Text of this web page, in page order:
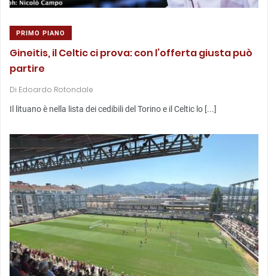
PRIMO PIANO
Gineitis, il Celtic ci prova: con l’offerta giusta può
partire
Di Edoardo Rotondale
Il lituano è nella lista dei cedibili del Torino e il Celtic lo [...]